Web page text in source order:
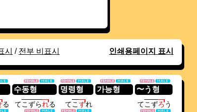
시 / 전부 비표시 인쇄용페이지 표시
수동형 명령형 가능형 〜う형
る てこ ずられる てこ ずれ てこ ずろう